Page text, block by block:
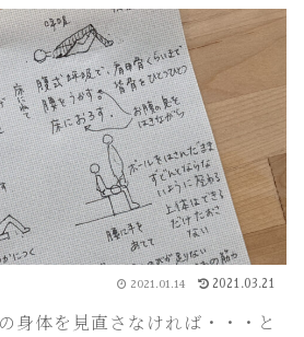
2021.01.14 2021.03.21
身体を見直さなければ・・・と